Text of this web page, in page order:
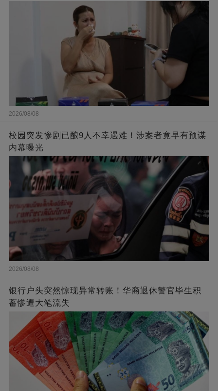
2026/08/08
校园突发惨剧已酿9人不幸遇难！涉案者竟早有预谋
内幕曝光
2026/08/08
银行户头突然惊现异常转账！华裔退休警官毕生积
蓄惨遭大笔流失